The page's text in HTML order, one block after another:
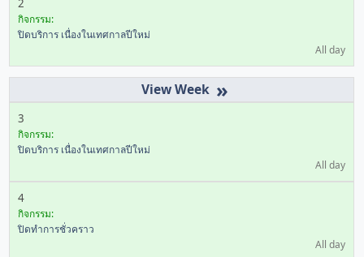
2
กิจกรรม:
ปิดบริการ เนื่องในเทศกาลปีใหม่
All day
»
3
กิจกรรม:
ปิดบริการ เนื่องในเทศกาลปีใหม่
All day
4
กิจกรรม:
ปิดทำการชั่วคราว
All day